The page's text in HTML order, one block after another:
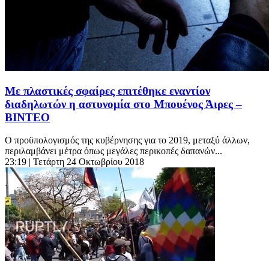
Με πλαστικές σφαίρες επιτέθηκε εναντίον
διαδηλωτών η αστυνομία στο Μπουένος Άιρες –
BINTEO
Ο προϋπολογισμός της κυβέρνησης για το 2019, μεταξύ άλλων,
περιλαμβάνει μέτρα όπως μεγάλες περικοπές δαπανών...
23:19 | Τετάρτη 24 Οκτωβρίου 2018